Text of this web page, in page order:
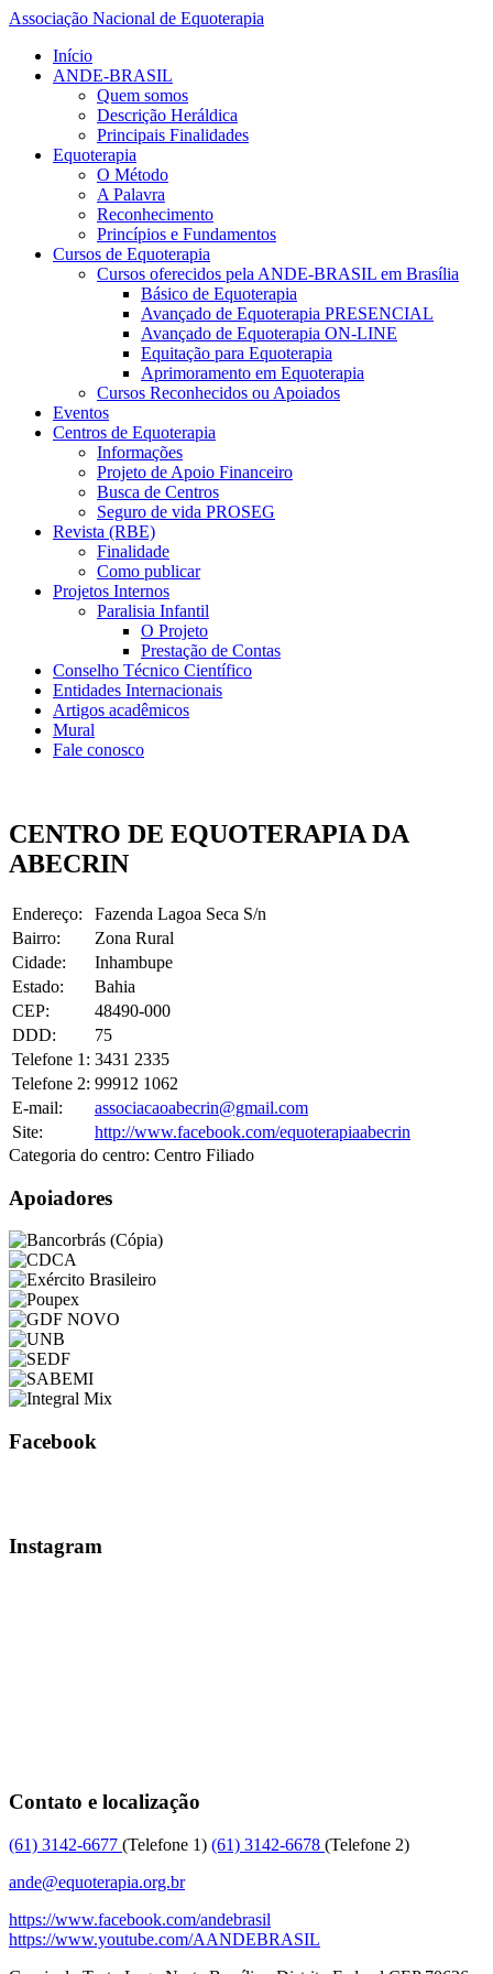
Associação Nacional de Equoterapia
Início
ANDE-BRASIL
Quem somos
Descrição Heráldica
Principais Finalidades
Equoterapia
O Método
A Palavra
Reconhecimento
Princípios e Fundamentos
Cursos de Equoterapia
Cursos oferecidos pela ANDE-BRASIL em Brasília
Básico de Equoterapia
Avançado de Equoterapia PRESENCIAL
Avançado de Equoterapia ON-LINE
Equitação para Equoterapia
Aprimoramento em Equoterapia
Cursos Reconhecidos ou Apoiados
Eventos
Centros de Equoterapia
Informações
Projeto de Apoio Financeiro
Busca de Centros
Seguro de vida PROSEG
Revista (RBE)
Finalidade
Como publicar
Projetos Internos
Paralisia Infantil
O Projeto
Prestação de Contas
Conselho Técnico Científico
Entidades Internacionais
Artigos acadêmicos
Mural
Fale conosco
CENTRO DE EQUOTERAPIA DA
ABECRIN
Endereço:
Fazenda Lagoa Seca S/n
Bairro:
Zona Rural
Cidade:
Inhambupe
Estado:
Bahia
CEP:
48490-000
DDD:
75
Telefone 1: 3431 2335
Telefone 2: 99912 1062
E-mail:
associacaoabecrin@gmail.com
Site:
http://www.facebook.com/equoterapiaabecrin
Categoria do centro: Centro Filiado
Apoiadores
Facebook
Instagram
Contato e localização
(61) 3142-6677 (Telefone 1) (61) 3142-6678 (Telefone 2)
ande@equoterapia.org.br
https://www.facebook.com/andebrasil
https://www.youtube.com/AANDEBRASIL